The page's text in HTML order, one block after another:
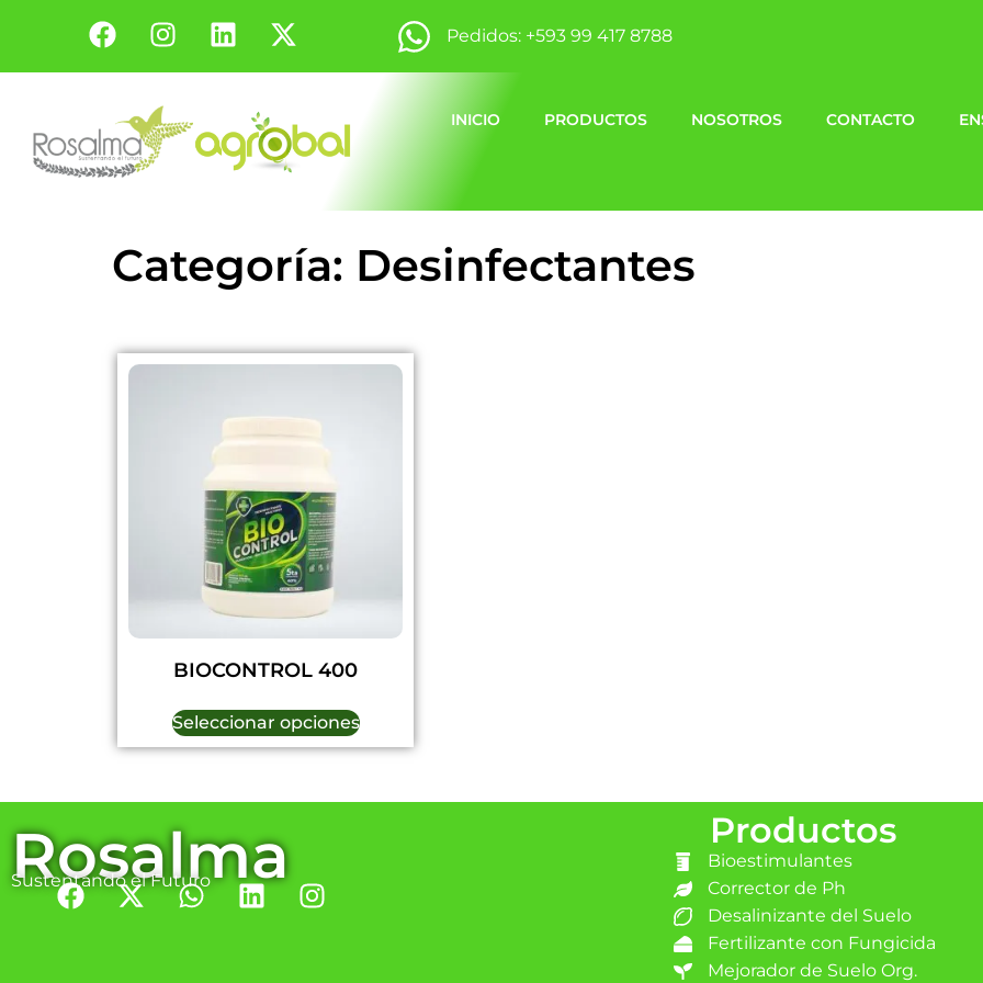
Pedidos: +593 99 417 8788
INICIO PRODUCTOS NOSOTROS CONTACTO
Categoría: Desinfectantes
BIOCONTROL 400
Seleccionar opciones
Rosalma
Sustentando el Futuro
Productos
Bioestimulantes
Corrector de Ph
Desalinizante del Suelo
Fertilizante con Fungicida
Mejorador de Suelo Org.